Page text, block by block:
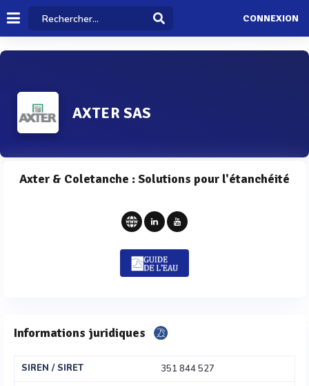
CONNEXION
AXTER SAS
Axter & Coletanche : Solutions pour l'étanchéité
Informations juridiques
SIREN / SIRET
351 844 527